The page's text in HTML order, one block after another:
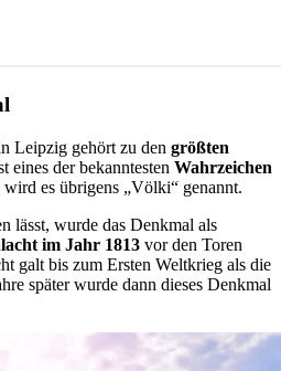
Leipzig gehört zu den größten
eines der bekanntesten Wahrzeichen
es übrigens „Völki“ genannt.
lässt, wurde das Denkmal als
im Jahr 1813 vor den Toren
galt bis zum Ersten Weltkrieg als die
später wurde dann dieses Denkmal